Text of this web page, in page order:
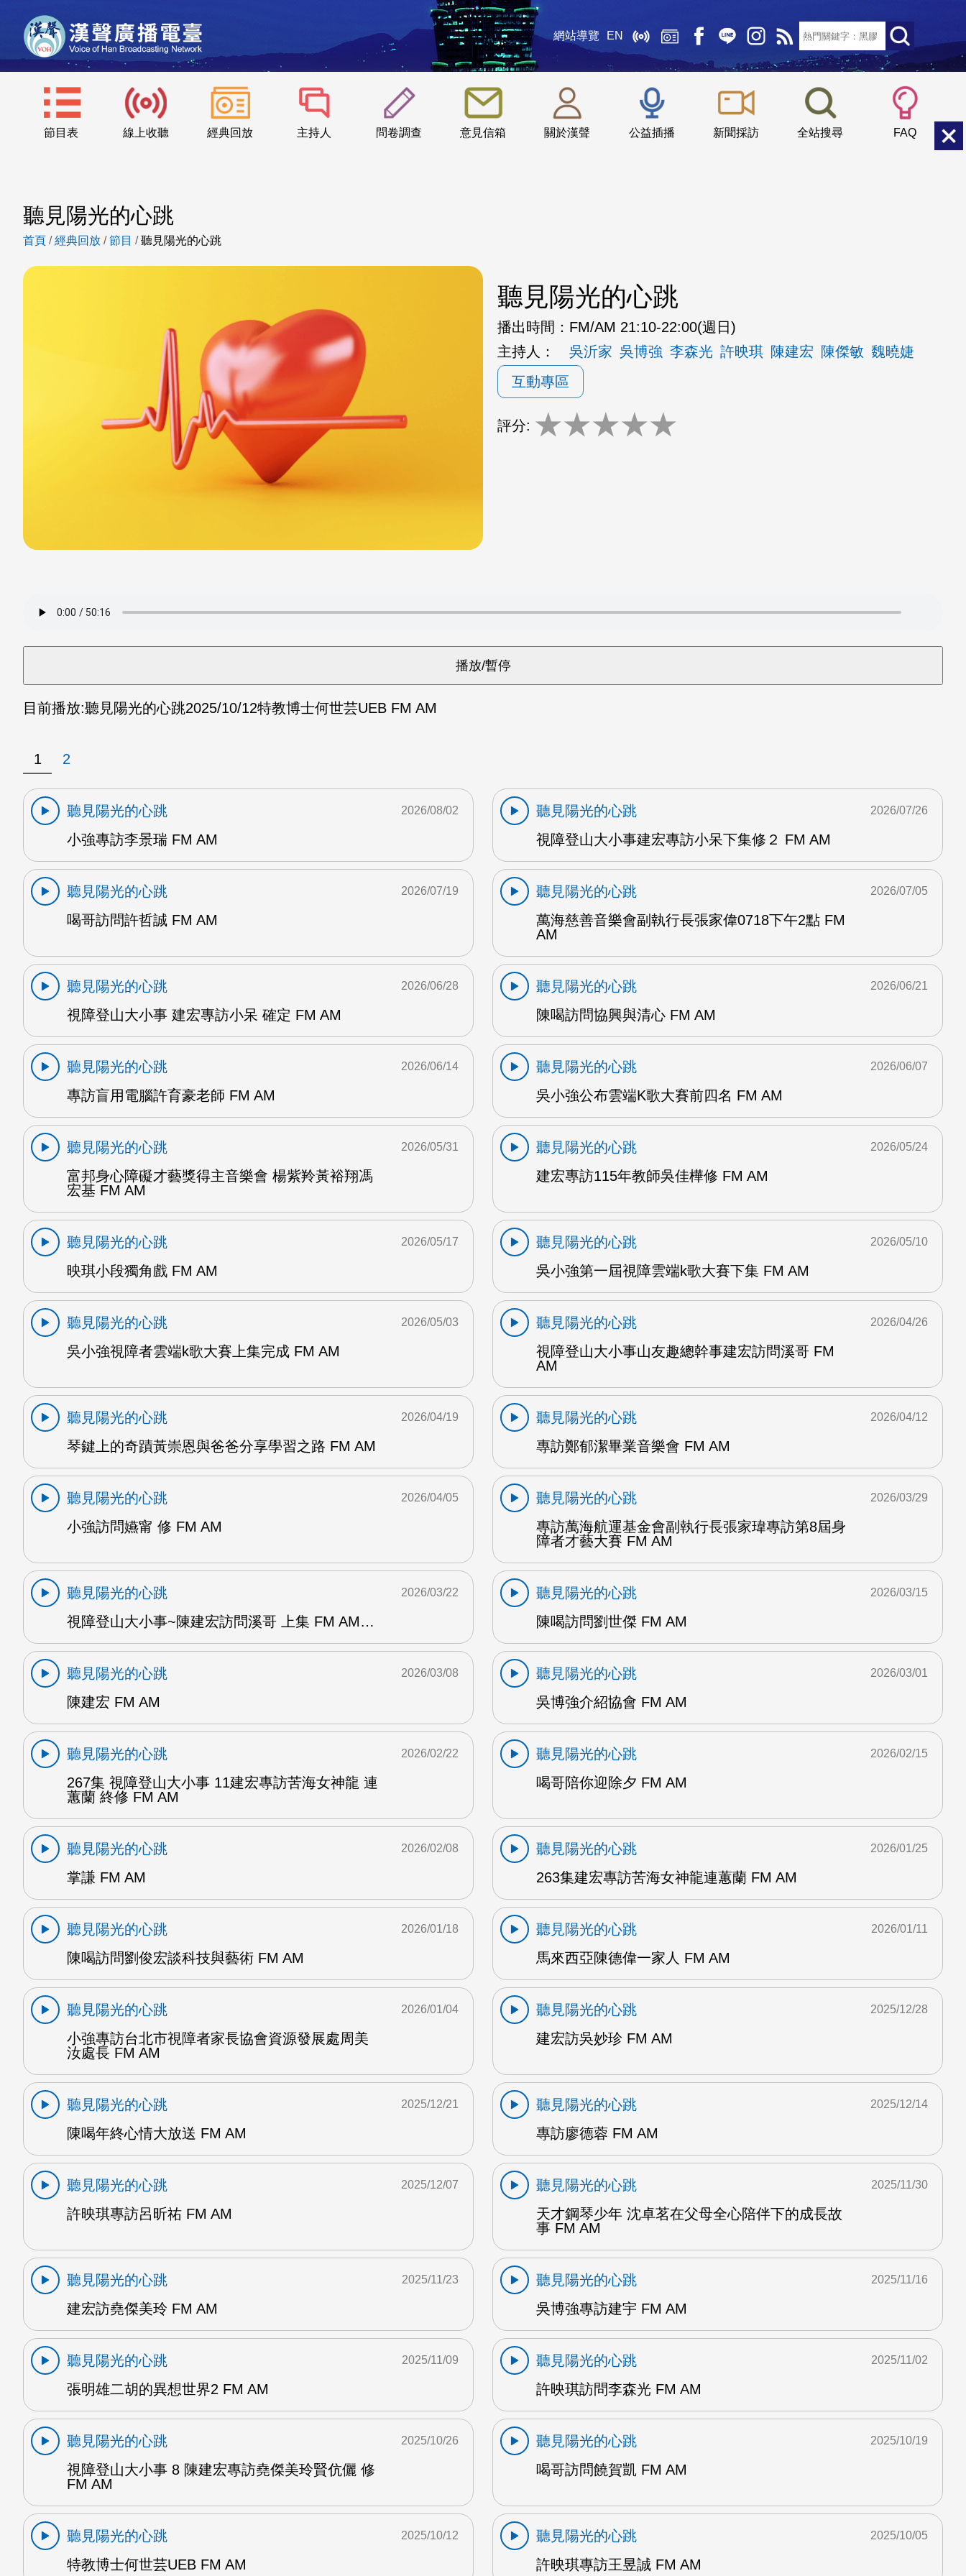
網站導覽 EN
節目表 線上收聽 經典回放 主持人 問卷調查 意見信箱 關於漢聲 公益插播 新聞採訪 全站搜尋 FAQ
::: 小 中
聽見陽光的心跳
首頁 /經典回放 /節目 /聽見陽光的心跳
聽見陽光的心跳
播出時間： FM/AM 21:10-22:00(週日)
主持人：
吳沂家 吳博強 李森光 許映琪 陳建宏 陳傑敏 魏曉婕
互動專區
評分: ★★★★★
目前播放:聽見陽光的心跳2025/10/12特教博士何世芸UEB FM AM
1 2
聽見陽光的心跳
小強專訪李景瑞 FM AM
2026/08/02
聽見陽光的心跳
視障登山大小事建宏專訪小呆下集修２ FM AM
2026/07/26
聽見陽光的心跳
喝哥訪問許哲誠 FM AM
2026/07/19
聽見陽光的心跳
萬海慈善音樂會副執行長張家偉0718下午2點 FM
AM
2026/07/05
聽見陽光的心跳
視障登山大小事 建宏專訪小呆 確定 FM AM
2026/06/28
聽見陽光的心跳
陳喝訪問協興與清心 FM AM
2026/06/21
聽見陽光的心跳
專訪盲用電腦許育豪老師 FM AM
2026/06/14
聽見陽光的心跳
吳小強公布雲端K歌大賽前四名 FM AM
2026/06/07
聽見陽光的心跳
富邦身心障礙才藝獎得主音樂會 楊紫羚黃裕翔馮
宏基 FM AM
2026/05/31
聽見陽光的心跳
建宏專訪115年教師吳佳樺修 FM AM
2026/05/24
聽見陽光的心跳
映琪小段獨角戲 FM AM
2026/05/17
聽見陽光的心跳
吳小強第一屆視障雲端k歌大賽下集 FM AM
2026/05/10
聽見陽光的心跳
吳小強視障者雲端k歌大賽上集完成 FM AM
2026/05/03
聽見陽光的心跳
視障登山大小事山友趣總幹事建宏訪問溪哥 FM
AM
2026/04/26
聽見陽光的心跳
琴鍵上的奇蹟黃崇恩與爸爸分享學習之路 FM AM
2026/04/19
聽見陽光的心跳
專訪鄭郁潔畢業音樂會 FM AM
2026/04/12
聽見陽光的心跳
小強訪問嬿甯 修 FM AM
2026/04/05
聽見陽光的心跳
專訪萬海航運基金會副執行長張家瑋專訪第8屆身
障者才藝大賽 FM AM
2026/03/29
聽見陽光的心跳
視障登山大小事~陳建宏訪問溪哥 上集 FM AM…
2026/03/22
聽見陽光的心跳
陳喝訪問劉世傑 FM AM
2026/03/15
聽見陽光的心跳
陳建宏 FM AM
2026/03/08
聽見陽光的心跳
吳博強介紹協會 FM AM
2026/03/01
聽見陽光的心跳
267集 視障登山大小事 11建宏專訪苦海女神龍 連
蕙蘭 終修 FM AM
2026/02/22
聽見陽光的心跳
喝哥陪你迎除夕 FM AM
2026/02/15
聽見陽光的心跳
掌謙 FM AM
2026/02/08
聽見陽光的心跳
263集建宏專訪苦海女神龍連蕙蘭 FM AM
2026/01/25
聽見陽光的心跳
陳喝訪問劉俊宏談科技與藝術 FM AM
2026/01/18
聽見陽光的心跳
馬來西亞陳德偉一家人 FM AM
2026/01/11
聽見陽光的心跳
小強專訪台北市視障者家長協會資源發展處周美
汝處長 FM AM
2026/01/04
聽見陽光的心跳
建宏訪吳妙珍 FM AM
2025/12/28
聽見陽光的心跳
陳喝年終心情大放送 FM AM
2025/12/21
聽見陽光的心跳
專訪廖德蓉 FM AM
2025/12/14
聽見陽光的心跳
許映琪專訪呂昕祐 FM AM
2025/12/07
聽見陽光的心跳
天才鋼琴少年 沈卓茗在父母全心陪伴下的成長故
事 FM AM
2025/11/30
聽見陽光的心跳
建宏訪堯傑美玲 FM AM
2025/11/23
聽見陽光的心跳
吳博強專訪建宇 FM AM
2025/11/16
聽見陽光的心跳
張明雄二胡的異想世界2 FM AM
2025/11/09
聽見陽光的心跳
許映琪訪問李森光 FM AM
2025/11/02
聽見陽光的心跳
視障登山大小事 8 陳建宏專訪堯傑美玲賢伉儷 修
FM AM
2025/10/26
聽見陽光的心跳
喝哥訪問饒賀凱 FM AM
2025/10/19
聽見陽光的心跳
特教博士何世芸UEB FM AM
2025/10/12
聽見陽光的心跳
許映琪專訪王昱誠 FM AM
2025/10/05